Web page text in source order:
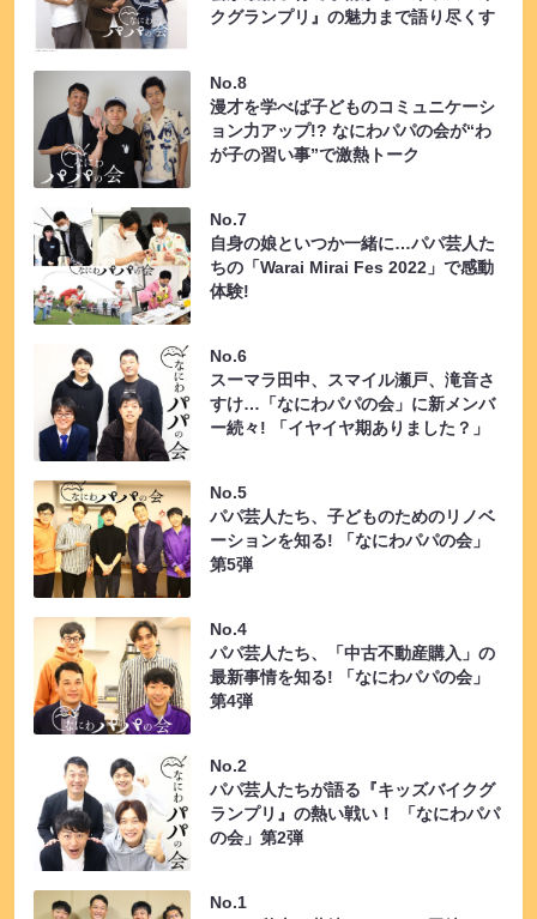
クグランプリ』の魅力まで語り尽くす
No.8
漫才を学べば子どものコミュニケーシ
ョン力アップ!? なにわパパの会が“わ
が子の習い事”で激熱トーク
No.7
自身の娘といつか一緒に…パパ芸人た
ちの「Warai Mirai Fes 2022」で感動
体験!
No.6
スーマラ田中、スマイル瀬戸、滝音さ
すけ…「なにわパパの会」に新メンバ
ー続々! 「イヤイヤ期ありました？」
No.5
パパ芸人たち、子どものためのリノベ
ーションを知る! 「なにわパパの会」
第5弾
No.4
パパ芸人たち、「中古不動産購入」の
最新事情を知る! 「なにわパパの会」
第4弾
No.2
パパ芸人たちが語る『キッズバイクグ
ランプリ』の熱い戦い！ 「なにわパパ
の会」第2弾
No.1